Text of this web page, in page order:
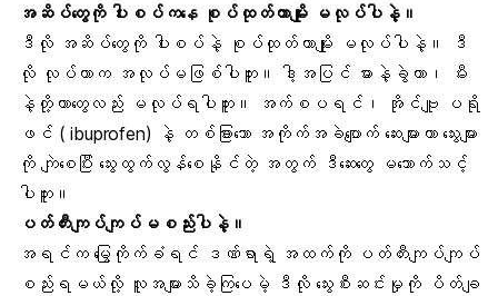
အဆိပ်တွေကို ပါးစပ်ကနေ စုပ်ထုတ်တာမျိုး မလုပ်ပါနဲ့။
ဒီလို အဆိပ်တွေကို ပါးစပ်နဲ့ စုပ်ထုတ်တာမျိုး မလုပ်ပါနဲ့။ ဒီ
လို လုပ်တာက အလုပ်မဖြစ်ပါဘူး။ ဒါ့အပြင် ဓားနဲ့ခွဲတာ၊ မီး
နဲ့တို့တာတွေလည်း မလုပ်ရပါဘူး။ အက်စပရင်၊ အိုင်ဗျူ ပရို
ဖင် ( ibuprofen) နဲ့ တစ်ခြားသော အကိုက်အခဲပျောက် ဆေးများဟာ သွေးများ
ကို ကျဲစေပြီး သွေးထွက်လွန်စေနိုင်တဲ့ အတွက် ဒီဆေးတွေ မသောက်သင့်
ပါဘူး။
ပတ်တီးကျပ်ကျပ်မစည်းပါနဲ့။
အရင်က မြွေကိုက်ခံရင် ဒဏ်ရာရဲ့ အထက်ကို ပတ်တီးကျပ်ကျပ်
စည်းရမယ်လို့ လူအများသိခဲ့ကြပေမဲ့ ဒီလို သွေးစီးဆင်းမှုကို ပိတ်ချ